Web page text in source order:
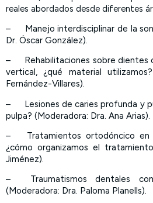
reales abordados desde diferentes
–
Manejo interdisciplinar de la
Dr. Óscar González).
–
Rehabilitaciones sobre dientes
vertical, ¿qué material
Fernández-Villares).
–
Lesiones de caries profunda y
pulpa? (Moderadora: Dra. Ana Arias).
–
Tratamientos ortodóncico
¿cómo organizamos el
Jiménez).
–
Traumatismos dentales
(Moderadora: Dra. Paloma Planells).